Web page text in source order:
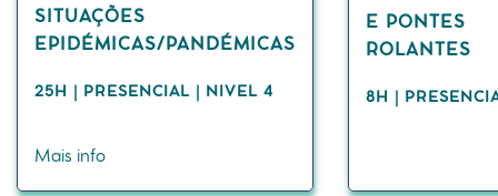
SITUAÇÕES
EPIDÉMICAS/PANDÉMICAS
25H | PRESENCIAL | NIVEL 4
Mais info
E PONTES
ROLANTES
8H |